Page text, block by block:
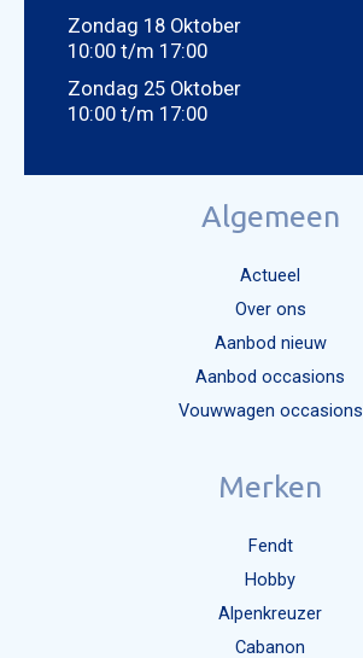
Zondag 18 Oktober
10:00 t/m 17:00
Zondag 25 Oktober
10:00 t/m 17:00
Algemeen
Actueel
Over ons
Aanbod nieuw
Aanbod occasions
Vouwwagen occasions
Merken
Fendt
Hobby
Alpenkreuzer
Cabanon